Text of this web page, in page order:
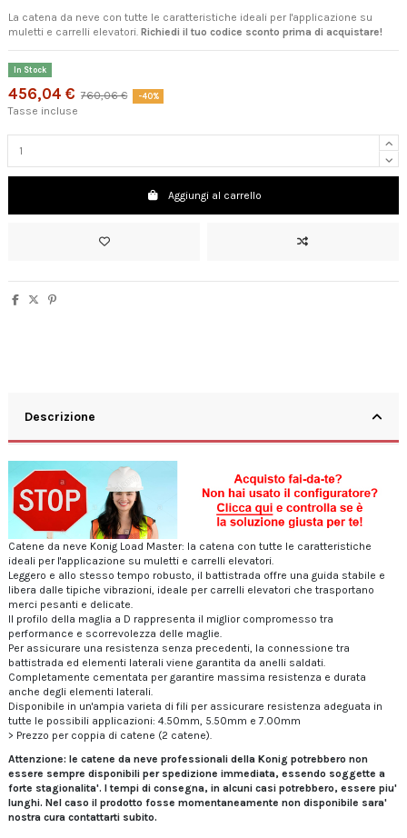
La catena da neve con tutte le caratteristiche ideali per l'applicazione su
muletti e carrelli elevatori. Richiedi il tuo codice sconto prima di acquistare!
In Stock
456,04 € 760,06 € -40%
Tasse incluse
Aggiungi al carrello
Descrizione
Catene da neve Konig Load Master: la catena con tutte le caratteristiche
ideali per l'applicazione su muletti e carrelli elevatori.
Leggero e allo stesso tempo robusto, il battistrada offre una guida stabile e
libera dalle tipiche vibrazioni, ideale per carrelli elevatori che trasportano
merci pesanti e delicate.
Il profilo della maglia a D rappresenta il miglior compromesso tra
performance e scorrevolezza delle maglie.
Per assicurare una resistenza senza precedenti, la connessione tra
battistrada ed elementi laterali viene garantita da anelli saldati.
Completamente cementata per garantire massima resistenza e durata
anche degli elementi laterali.
Disponibile in un'ampia varieta di fili per assicurare resistenza adeguata in
tutte le possibili applicazioni: 4.50mm, 5.50mm e 7.00mm
> Prezzo per coppia di catene (2 catene).
Attenzione: le catene da neve professionali della Konig potrebbero non
essere sempre disponibili per spedizione immediata, essendo soggette a
forte stagionalita'. I tempi di consegna, in alcuni casi potrebbero, essere piu'
lunghi. Nel caso il prodotto fosse momentaneamente non disponibile sara'
nostra cura contattarti subito.